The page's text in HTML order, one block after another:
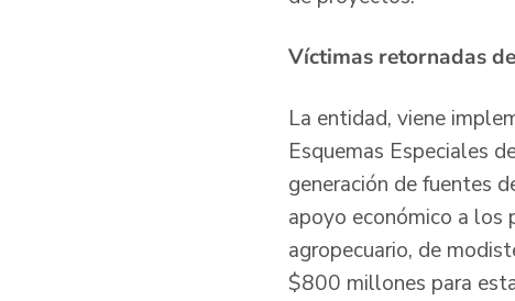
Víctimas retornadas
La entidad, viene
Esquemas Especiales
generación de fuentes
apoyo económico a los
agropecuario, de
$800 millones para